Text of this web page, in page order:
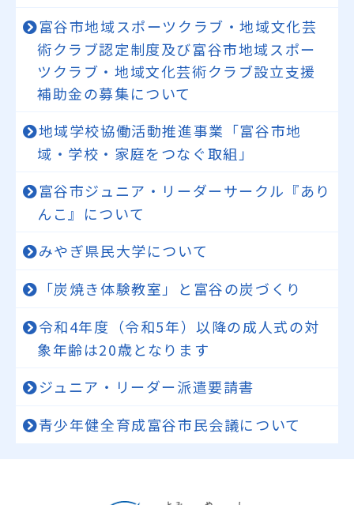
富谷市地域スポーツクラブ・地域文化芸
術クラブ認定制度及び富谷市地域スポー
ツクラブ・地域文化芸術クラブ設立支援
補助金の募集について
地域学校協働活動推進事業「富谷市地
域・学校・家庭をつなぐ取組」
富谷市ジュニア・リーダーサークル『あり
んこ』について
みやぎ県民大学について
「炭焼き体験教室」と富谷の炭づくり
令和4年度（令和5年）以降の成人式の対
象年齢は20歳となります
ジュニア・リーダー派遣要請書
青少年健全育成富谷市民会議について